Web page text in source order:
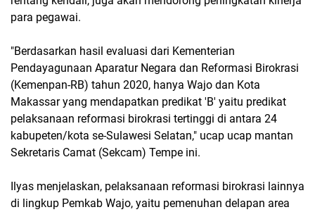
para pegawai.
"Berdasarkan hasil evaluasi dari Kementerian
Pendayagunaan Aparatur Negara dan Reformasi Birokrasi
(Kemenpan-RB) tahun 2020, hanya Wajo dan Kota
Makassar yang mendapatkan predikat 'B' yaitu predikat
pelaksanaan reformasi birokrasi tertinggi di antara 24
kabupeten/kota se-Sulawesi Selatan," ucap ucap mantan
Sekretaris Camat (Sekcam) Tempe ini.
Ilyas menjelaskan, pelaksanaan reformasi birokrasi lainnya
di lingkup Pemkab Wajo, yaitu pemenuhan delapan area